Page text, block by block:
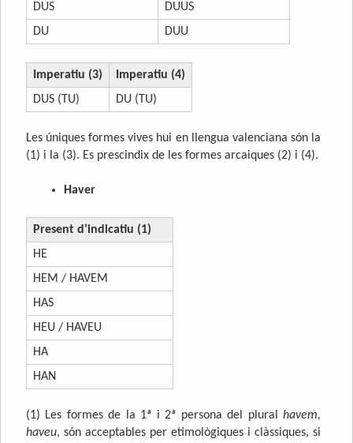
DUS
DUUS
DU
DUU
Imperatiu (3)
Imperatiu (4)
DUS (TU)
DU (TU)
Les úniques formes vives hui en llengua valenciana són la
(1) i la (3). Es prescindix de les formes arcaiques (2) i (4).
Haver
Present d’indicatiu (1)
HE
HEM / HAVEM
HAS
HEU / HAVEU
HA
HAN
(1) Les formes de la 1ª i 2ª persona del plural havem,
haveu, són acceptables per etimològiques i clàssiques, si